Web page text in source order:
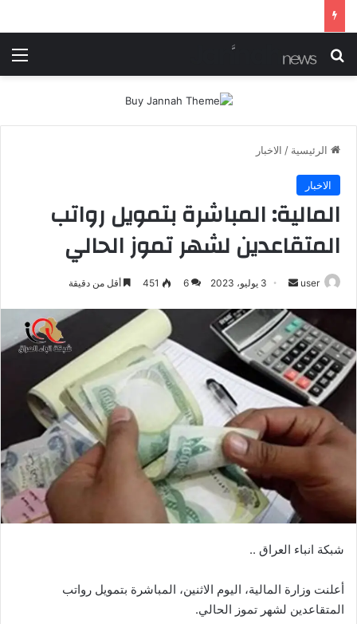
بحث عن
الرئيسية / الاخبار
الاخبار
المالية: المباشرة بتمويل رواتب
المتقاعدين لشهر تموز الحالي
user
أرسل
إلكترونيا
3 يوليو، 2023 6
451 أقل من دقيقة
شبكة انباء العراق ..
أعلنت وزارة المالية، اليوم الاثنين، المباشرة بتمويل رواتب
المتقاعدين لشهر تموز الحالي.